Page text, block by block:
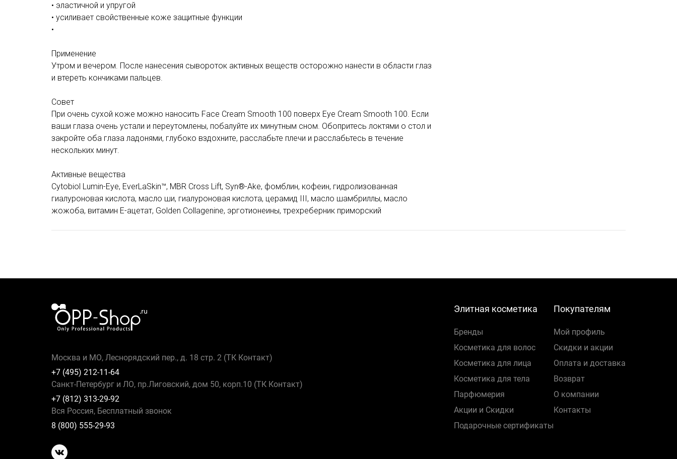
• эластичной и упругой
• усиливает свойственные коже защитные функции
•
Применение
Утром и вечером. После нанесения сывороток активных веществ осторожно нанести в области глаз
и втереть кончиками пальцев.
Совет
При очень сухой коже можно наносить Face Cream Smooth 100 поверх Eye Cream Smooth 100. Если
ваши глаза очень устали и переутомлены, побалуйте их минутным сном. Обопритесь локтями о стол и
закройте оба глаза ладонями, глубоко вздохните, расслабьте плечи и расслабьтесь в течение
нескольких минут.
Активные вещества
Cytobiol Lumin-Eye, EverLaSkin™, MBR Cross Lift, Syn®-Ake, фомблин, кофеин, гидролизованная
гиалуроновая кислота, масло ши, гиалуроновая кислота, церамид III, масло шамбриллы, масло
жожоба, витамин E-ацетат, Golden Collagenine, эрготионеины, трехреберник приморский
Москва и МО, Леснорядский пер., д. 18 стр. 2 (ТК Контакт)
+7 (495) 212-11-64
Санкт-Петербург и ЛО, пр.Лиговский, дом 50, корп.10 (ТК Контакт)
+7 (812) 313-29-92
Вся Россия, Бесплатный звонок
8 (800) 555-29-93
Элитная косметика
Бренды
Косметика для волос
Косметика для лица
Косметика для тела
Парфюмерия
Акции и Скидки
Подарочные сертификаты
Покупателям
Мой профиль
Скидки и акции
Оплата и доставка
Возврат
О компании
Контакты